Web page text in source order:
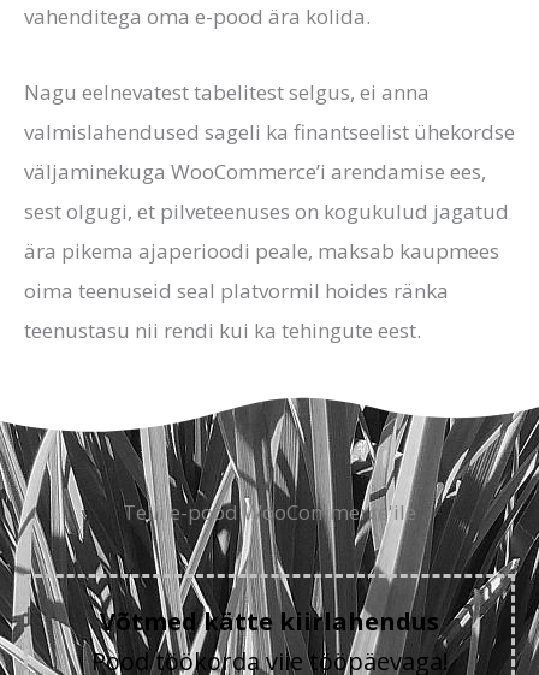
vahenditega oma e-pood ära kolida.
Nagu eelnevatest tabelitest selgus, ei anna
valmislahendused sageli ka finantseelist ühekordse
väljaminekuga WooCommerce’i arendamise ees,
sest olgugi, et pilveteenuses on kogukulud jagatud
ära pikema ajaperioodi peale, maksab kaupmees
oima teenuseid seal platvormil hoides ränka
teenustasu nii rendi kui ka tehingute eest.
Telli e-pood WooCommerce'ile
Võtmed kätte kiirlahendus
Pood töökorda viie tööpäevaga!